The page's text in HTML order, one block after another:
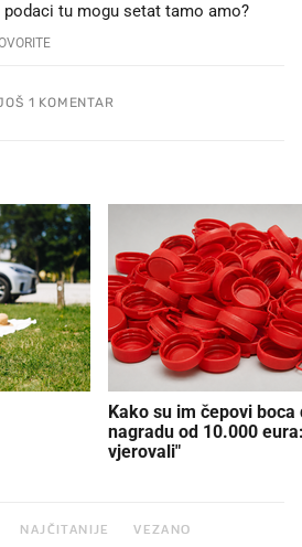
tu mogu setat tamo amo?
1 KOMENTAR
Kako su im čepovi boca
nagradu od 10.000
vjerovali"
NAJČITANIJE VEZANO